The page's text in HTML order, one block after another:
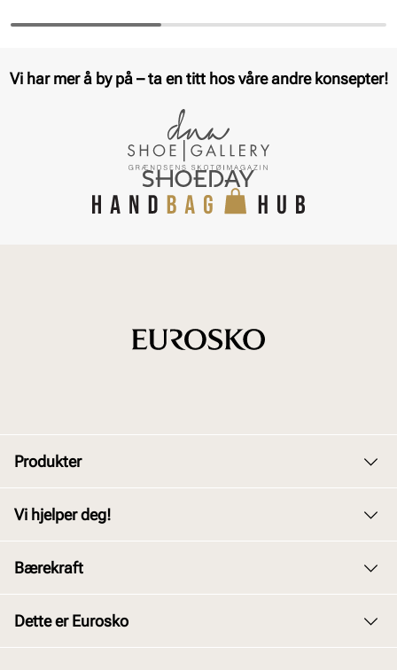
Vi har mer å by på – ta en titt hos våre andre konsepter!
Produkter
Barn
Vi hjelper deg!
Kjøpsbetingelser
Bærekraft
Dette er Eurosko